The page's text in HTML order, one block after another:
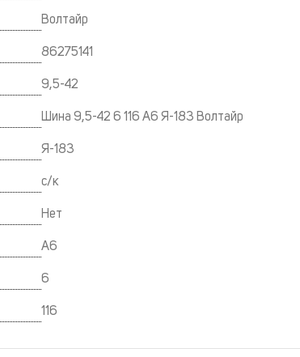
Волтайр
86275141
9,5-42
Шина 9,5-42 6 116 A6 Я-183 Волтайр
Я-183
с/к
Нет
A6
6
116